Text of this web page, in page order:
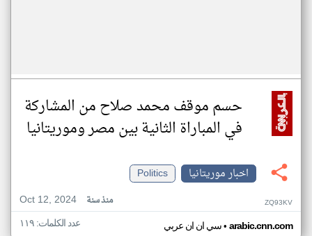
حسم موقف محمد صلاح من المشاركة
في المباراة الثانية بين مصر وموريتانيا
اخبار موريتانيا
Politics
Oct 12, 2024
منذ سنة ZQ93KV
سي ان ان عربي• arabic.cnn.com عدد الكلمات: ١١٩